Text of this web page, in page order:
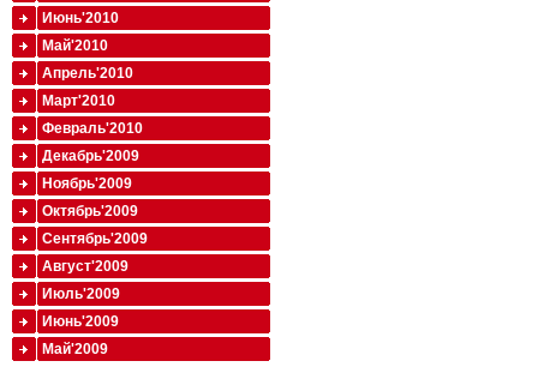
Июнь'2010
Май'2010
Апрель'2010
Март'2010
Февраль'2010
Декабрь'2009
Ноябрь'2009
Октябрь'2009
Сентябрь'2009
Август'2009
Июль'2009
Июнь'2009
Май'2009